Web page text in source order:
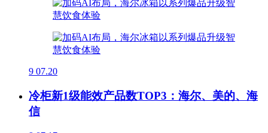
9 07.20
冷柜新1级能效产品数TOP3：海尔、美的、海
信